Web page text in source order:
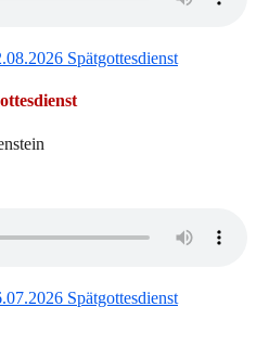
Spätgottesdienst
Spätgottesdienst